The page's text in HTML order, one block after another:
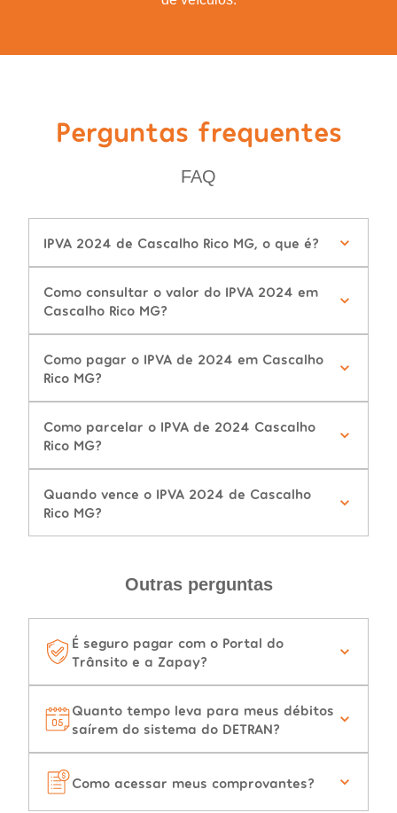
Perguntas frequentes
FAQ
IPVA 2024 de Cascalho Rico MG, o que é?
Como consultar o valor do IPVA 2024 em
Cascalho Rico MG?
Como pagar o IPVA de 2024 em Cascalho
Rico MG?
Como parcelar o IPVA de 2024 Cascalho
Rico MG?
Quando vence o IPVA 2024 de Cascalho
Rico MG?
Outras perguntas
É seguro pagar com o Portal do
Trânsito e a Zapay?
Quanto tempo leva para meus débitos
saírem do sistema do DETRAN?
Como acessar meus comprovantes?